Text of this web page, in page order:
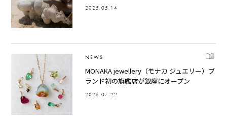
2025.05.14
NEWS
MONAKA jewellery（モナカ ジュエリー）ブ
ランド初の旗艦店が銀座にオープン
2026.07.22